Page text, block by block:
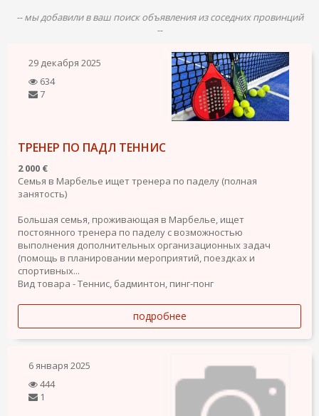
-- мы добавили в ваш поиск объявления из соседних провинций
--
29 декабря 2025
634
7
ТРЕНЕР ПО ПАДЛ ТЕННИС
2 000 €
Семья в Марбелье ищет тренера по паделу (полная
занятость)
Большая семья, проживающая в Марбелье, ищет
постоянного тренера по паделу с возможностью
выполнения дополнительных организационных задач
(помощь в планировании мероприятий, поездках и
спортивных...
Вид товара - Теннис, бадминтон, пинг-понг
подробнее
6 января 2025
444
1